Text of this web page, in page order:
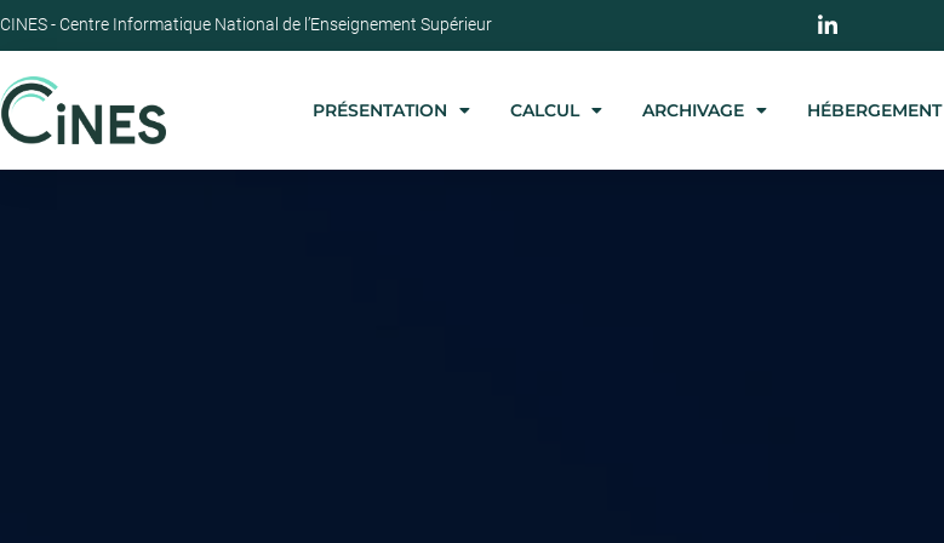
CINES - Centre Informatique National de l’Enseignement Supérieur
PRÉSENTATION CALCUL ARCHIVAGE HÉBERGEMENT